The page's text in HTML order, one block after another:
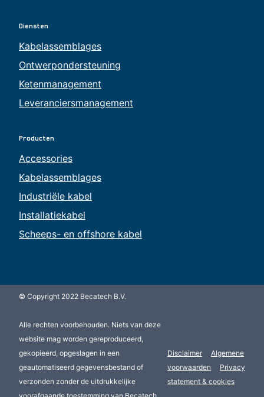
Diensten
Kabelassemblages
Ontwerpondersteuning
Ketenmanagement
Leveranciersmanagement
Producten
Accessories
Kabelassemblages
Industriële kabel
Installatiekabel
Scheeps- en offshore kabel
© Copyright 2022 Becatech B.V.
Alle rechten voorbehouden. Niets van deze
website mag worden gereproduceerd,
gekopieerd, opgeslagen in een
geautomatiseerd gegevensbestand of
verzonden zonder de uitdrukkelijke
Disclaimer
Algemene
voorwaarden
Privacy
statement & cookies